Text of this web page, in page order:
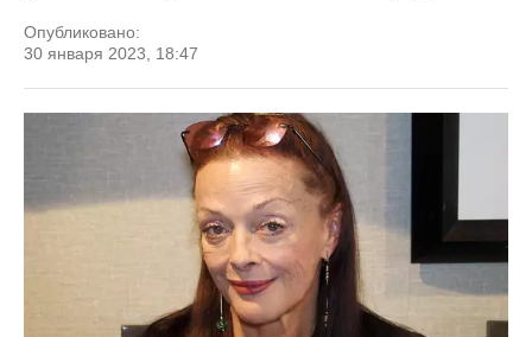
Опубликовано:
30 января 2023, 18:47